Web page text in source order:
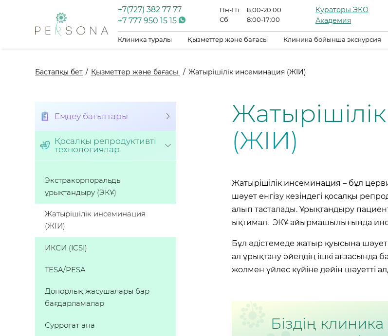
+7(727) 382 77 77
+7 777 950 15 15
Пн-Пт
8:00-20:00
Сб
8:00-17:00
Кураторы ЭКО
Академия
Клиника туралы Қызметтер және бағасы Клиника бойынша экскурсия
Бастапқы бет Қызметтер және бағасы Жатырішілік инсеминация (ЖІИ)
Емдеу бағыттары
Қосалқы репродуктивті
технологиялар
Экстракорпоральды
ұрықтандыру (ЭКҰ)
Жатырішілік инсеминация
(ЖІИ)
ИКСИ (ICSI)
TESA/PESA
Донорлық жасушалары бар
бағдарламалар
Суррогат ана
(ЖІИ)
Жатырішілік инсеминация – бұл
шәует енгізу кезіндегі қосалқы
алып тасталады. Ұрықтандыру
ықтимал. ЭКҰ айырмашылығында
Бұл әдістемеде жатыр қуысына
ал ұрықтану әйелдің ішкі ағзасында
жолмен үйлес күйіне дейін шәуетті
Біздің клиника